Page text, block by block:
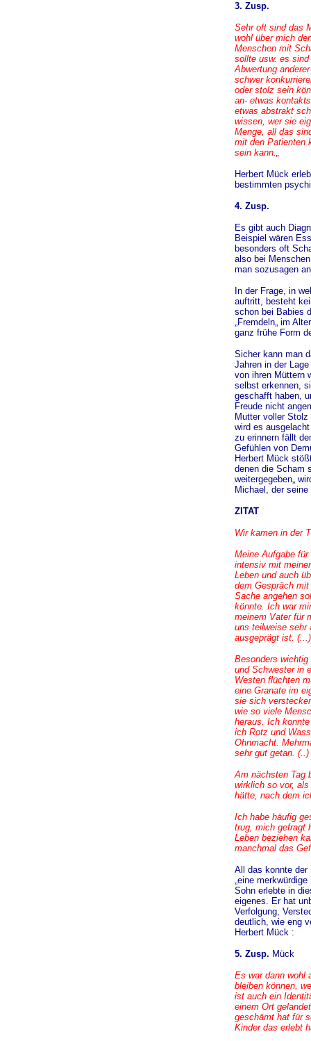
3. Zusp.
Sehr oft sind das
wohl über mich
Menschen mit
sollte usw. es
Abwertung
schwer
oder stolz sein
an- etwas
etwas abstrakt
wissen, wer sie
Menge, all das
mit den Patienten
sein kann.„
Herbert Mück
bestimmten
4. Zusp.
Es gibt auch
Beispiel wären
besonders oft
also bei
man sozusagen
In der Frage, in
auftritt, besteht
schon bei Babies
„Fremdeln„ im
ganz frühe Form
Sicher kann man
Jahren in der
von ihren Müttern
selbst erkennen,
geschafft haben,
Freude nicht
Mutter voller
wird es
zu erinnern fällt
Gefühlen von
Herbert Mück
denen die Scham
weitergegeben„
Michael, der
ZITAT
Wir kamen in der
Meine Aufgabe
intensiv mit
Leben und auch
dem Gespräch
Sache angehen
könnte. Ich war
meinem Vater für
uns teilweise sehr
ausgeprägt ist. (...)
Besonders
und Schwester in
Westen flüchten
eine Granate im
sie sich
wie so viele
heraus. Ich
ich Rotz und
Ohnmacht.
sehr gut getan. (..)
Am nächsten Tag
wirklich so vor,
hätte, nach dem
Ich habe häufig
trug, mich gefragt
Leben beziehen
manchmal das
All das konnte der
„eine
Sohn erlebte in
eigenes. Er hat
Verfolgung,
deutlich, wie eng
Herbert Mück :
5. Zusp. Mück
Es war dann wohl
bleiben können,
ist auch ein
einem Ort
geschämt hat für
Kinder das erlebt